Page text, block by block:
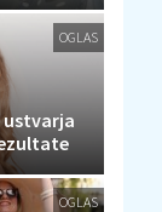
OGLAS
ustvarja
OGLAS